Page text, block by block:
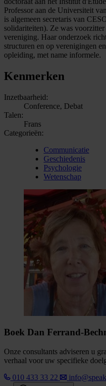
Professor aan de Universiteit
is algemeen secretaris van
solidariteiten). Ze was
vereniging. Haar onderzoek
structuren en op verenigingen
opleiding, met name informele.
Kenmerken
Inzetbaarheid:
Conference, Debat
Talen:
Frans
Categorieën:
Communicatie
Geschiedenis
Psychologie
Wetenschap
Boek Dan Ferrand-
Onze consultants adviseren u
verhaal voor uw specifieke
010 433 33 22